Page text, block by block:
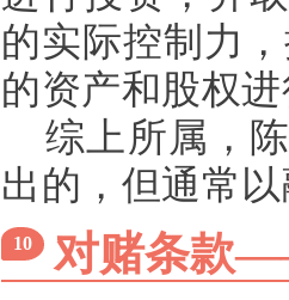
的实际控制力
的资产和股权
综上所属，
出的，但通常
10 对赌条款